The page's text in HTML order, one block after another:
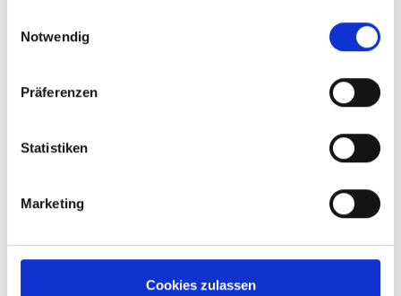
Notwendig
Präferenzen
Statistiken
Marketing
Cookies zulassen
bieten:
ÜBERDURCHSCHNITTLICH